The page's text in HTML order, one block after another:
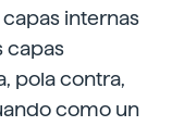
internas
capas
pola contra,
como un